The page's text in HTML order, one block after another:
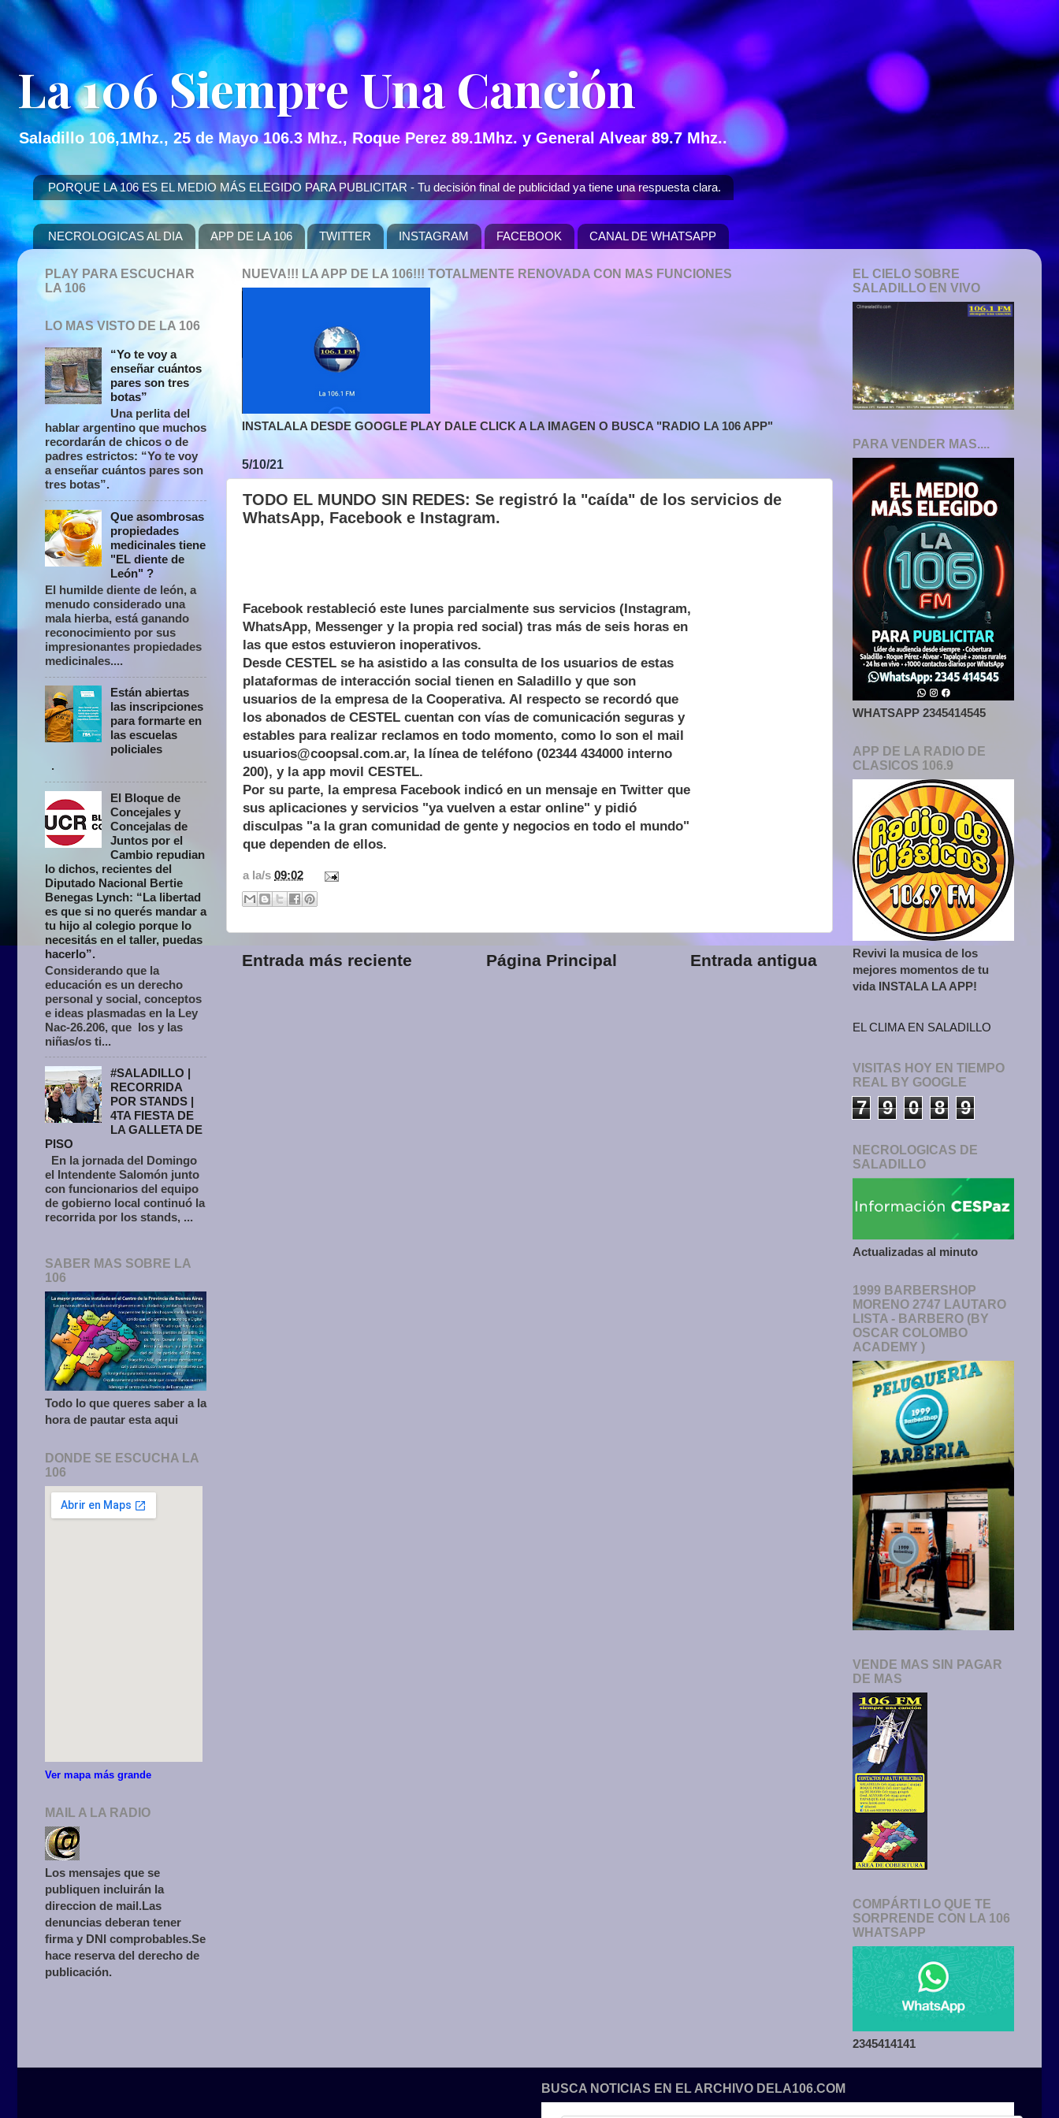
La 106 Siempre Una Canción
Saladillo 106,1Mhz., 25 de Mayo 106.3 Mhz., Roque Perez 89.1Mhz. y General Alvear 89.7 Mhz..
PORQUE LA 106 ES EL MEDIO MÁS ELEGIDO PARA PUBLICITAR - Tu decisión final de publicidad ya tiene una respuesta clara.
NECROLOGICAS AL DIA APP DE LA 106 TWITTER INSTAGRAM FACEBOOK CANAL DE WHATSAPP
NUEVA!!! LA APP DE LA 106!!! TOTALMENTE RENOVADA CON MAS FUNCIONES
INSTALALA DESDE GOOGLE PLAY DALE CLICK A LA IMAGEN O BUSCA "RADIO LA 106 APP"
5/10/21
TODO EL MUNDO SIN REDES: Se registró la "caída" de los servicios de
WhatsApp, Facebook e Instagram.
Facebook restableció este lunes parcialmente sus servicios (Instagram,
WhatsApp, Messenger y la propia red social) tras más de seis horas en
las que estos estuvieron inoperativos.
Desde CESTEL se ha asistido a las consulta de los usuarios de estas
plataformas de interacción social tienen en Saladillo y que son
usuarios de la empresa de la Cooperativa. Al respecto se recordó que
los abonados de CESTEL cuentan con vías de comunicación seguras y
estables para realizar reclamos en todo momento, como lo son el mail
usuarios@coopsal.com.ar, la línea de teléfono (02344 434000 interno
200), y la app movil CESTEL.
Por su parte, la empresa Facebook indicó en un mensaje en Twitter que
sus aplicaciones y servicios "ya vuelven a estar online" y pidió
disculpas "a la gran comunidad de gente y negocios en todo el mundo"
que dependen de ellos.
a la/s 09:02
Entrada más reciente Entrada antigua
Página Principal
PLAY PARA ESCUCHAR
LA 106
LO MAS VISTO DE LA 106
“Yo te voy a
enseñar cuántos
pares son tres
botas”
Una perlita del
hablar argentino que muchos
recordarán de chicos o de
padres estrictos: “Yo te voy
a enseñar cuántos pares son
tres botas”.
Que asombrosas
propiedades
medicinales tiene
"EL diente de
León" ?
El humilde diente de león, a
menudo considerado una
mala hierba, está ganando
reconocimiento por sus
impresionantes propiedades
medicinales....
Están abiertas
las inscripciones
para formarte en
las escuelas
policiales
.
El Bloque de
Concejales y
Concejalas de
Juntos por el
Cambio repudian
lo dichos, recientes del
Diputado Nacional Bertie
Benegas Lynch: “La libertad
es que si no querés mandar a
tu hijo al colegio porque lo
necesitás en el taller, puedas
hacerlo”.
Considerando que la
educación es un derecho
personal y social, conceptos
e ideas plasmadas en la Ley
Nac-26.206, que los y las
niñas/os ti...
#SALADILLO |
RECORRIDA
POR STANDS |
4TA FIESTA DE
LA GALLETA DE
PISO
En la jornada del Domingo
el Intendente Salomón junto
con funcionarios del equipo
de gobierno local continuó la
recorrida por los stands, ...
SABER MAS SOBRE LA
106
Todo lo que queres saber a la
hora de pautar esta aqui
DONDE SE ESCUCHA LA
106
Ver mapa más grande
MAIL A LA RADIO
Los mensajes que se
publiquen incluirán la
direccion de mail.Las
denuncias deberan tener
firma y DNI comprobables.Se
hace reserva del derecho de
publicación.
EL CIELO SOBRE
SALADILLO EN VIVO
PARA VENDER MAS....
WHATSAPP 2345414545
APP DE LA RADIO DE
CLASICOS 106.9
Revivi la musica de los
mejores momentos de tu
vida INSTALA LA APP!
EL CLIMA EN SALADILLO
VISITAS HOY EN TIEMPO
REAL BY GOOGLE
7 9 0 8 9
NECROLOGICAS DE
SALADILLO
Actualizadas al minuto
1999 BARBERSHOP
MORENO 2747 LAUTARO
LISTA - BARBERO (BY
OSCAR COLOMBO
ACADEMY )
VENDE MAS SIN PAGAR
DE MAS
COMPÁRTI LO QUE TE
SORPRENDE CON LA 106
WHATSAPP
2345414141
BUSCA NOTICIAS EN EL ARCHIVO DELA106.COM